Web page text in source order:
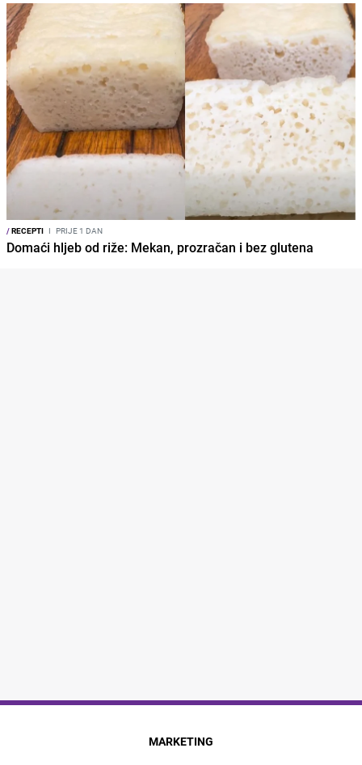
/RECEPTI I PRIJE 1 DAN
Domaći hljeb od riže: Mekan, prozračan i bez glutena
MARKETING